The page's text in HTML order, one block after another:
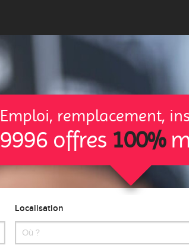
Emploi, remplacement,
9996 offres 100%
Localisation